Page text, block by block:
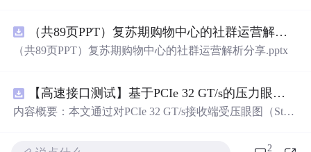
配，整理上市公司-高新技术资质认定数据，包含认定次
数、初次公告等 一、数据介绍 数据名称：上市公司-高新
办公室 数据说明：包含认定次数、初次公告等 相关数据：
高新技术企业数据库 二、数据指标 年份 股票代码 股票简
称 中文全称 行业名称 行业代码 省份 城市 区县 省份代码
企业认定 认定次数 初次认定年份 初次公告年份
（共89页PPT）复苏期购物中心的社群运营解析分享.pptx
（共89页PPT）复苏期购物中心的社群运营解析分享.pptx
【高速接口测试】基于PCIe 32 GT/s的压力眼图数据驱动分析：多应力参数对眼高眼宽影响的量化研究
内容概要：本文通过对PCIe 32 GT/s接收端受压眼图（Stres
2